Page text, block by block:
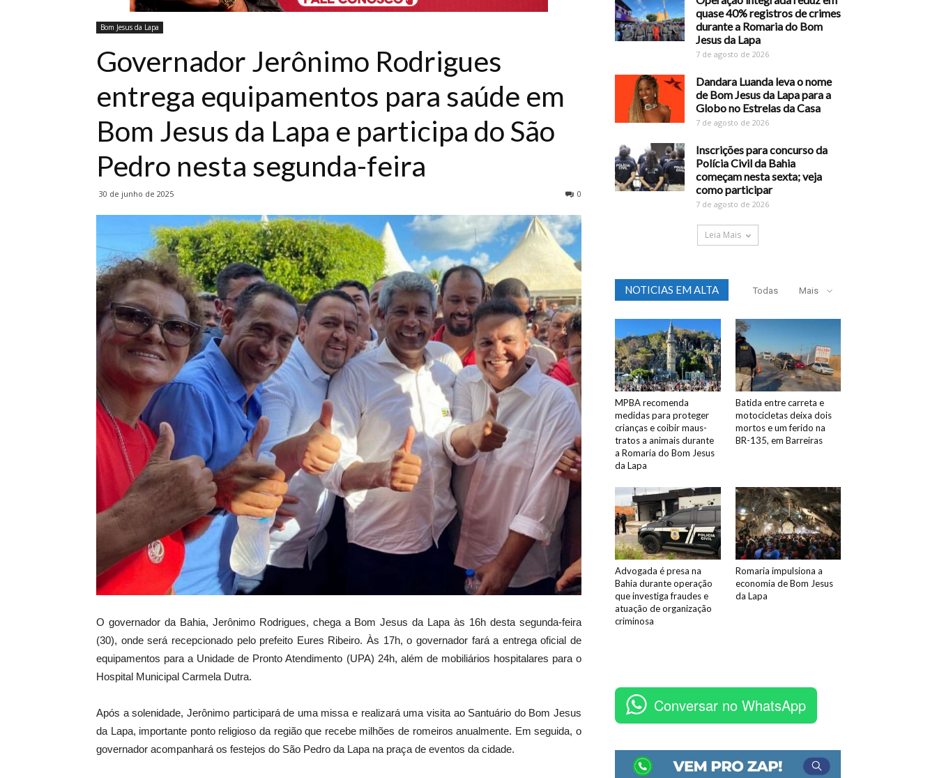
Bom Jesus da Lapa
Governador Jerônimo Rodrigues
entrega equipamentos para saúde em
Bom Jesus da Lapa e participa do São
Pedro nesta segunda-feira
30 de junho de 2025 0
O governador da Bahia, Jerônimo Rodrigues, chega a Bom Jesus da Lapa às 16h desta segunda-feira
(30), onde será recepcionado pelo prefeito Eures Ribeiro. Às 17h, o governador fará a entrega oficial de
equipamentos para a Unidade de Pronto Atendimento (UPA) 24h, além de mobiliários hospitalares para o
Hospital Municipal Carmela Dutra.
Após a solenidade, Jerônimo participará de uma missa e realizará uma visita ao Santuário do Bom Jesus
da Lapa, importante ponto religioso da região que recebe milhões de romeiros anualmente. Em seguida, o
governador acompanhará os festejos do São Pedro da Lapa na praça de eventos da cidade.
quase 40% registros de crimes
durante a Romaria do Bom
Jesus da Lapa
7 de agosto de 2026
Dandara Luanda leva o nome
de Bom Jesus da Lapa para a
Globo no Estrelas da Casa
7 de agosto de 2026
Inscrições para concurso da
Polícia Civil da Bahia
começam nesta sexta; veja
como participar
7 de agosto de 2026
Leia Mais
NOTICIAS EM ALTA Todas Mais
MPBA recomenda
medidas para proteger
crianças e coibir maus-
tratos a animais durante
a Romaria do Bom Jesus
da Lapa
Batida entre carreta e
motocicletas deixa dois
mortos e um ferido na
BR-135, em Barreiras
Advogada é presa na
Bahia durante operação
que investiga fraudes e
atuação de organização
criminosa
Romaria impulsiona a
economia de Bom Jesus
da Lapa
Conversar no WhatsApp